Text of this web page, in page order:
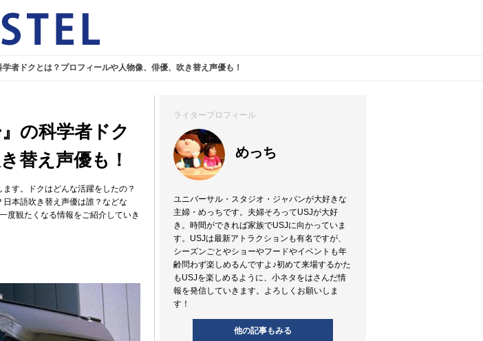
者ドクとは？プロフィールや人物像、俳優、吹き替え声優も！
の科学者ドク
替え声優も！
す。ドクはどんな活躍をしたの？
本語吹き替え声優は誰？などな
度観たくなる情報をご紹介していき
ライタープロフィール
めっち
ユニバーサル・スタジオ・ジャパンが大好きな
主婦・めっちです。夫婦そろってUSJが大好
き。時間ができれば家族でUSJに向かっていま
す。USJは最新アトラクションも有名ですが、
シーズンごとやショーやフードやイベントも年
齢問わず楽しめるんですよ♪初めて来場するかた
もUSJを楽しめるように、小ネタをはさんだ情
報を発信していきます。よろしくお願いしま
す！
他の記事もみる